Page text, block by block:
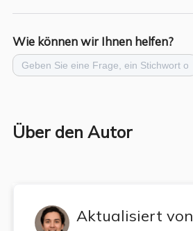
Wie können wir Ihnen helfen?
Über den Autor
Aktualisiert von